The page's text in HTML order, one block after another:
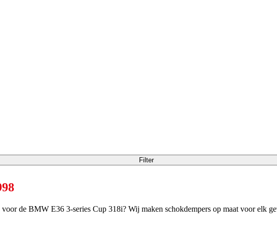
Filter
de BMW E36 3-series Cup 318i? Wij maken schokdempers op maat voor elk